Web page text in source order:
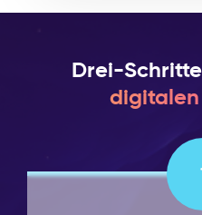
Drei-